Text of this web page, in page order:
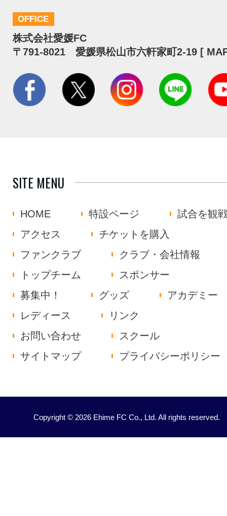
OFFICE
株式会社愛媛FC
〒791-8021 愛媛県松山市六軒家町2-19 [
SITE MENU
HOME 特設ページ
試合を観
アクセス
チケットを購入
ファンクラブ
クラブ・会社情報
トップチーム
スポンサー
募集中！
グッズ
アカデミー
レディース
リンク
お問い合わせ
スクール
サイトマップ
プライバシーポリシー
Copyright © 2026 Ehime FC Co., Ltd. All rights reserved.